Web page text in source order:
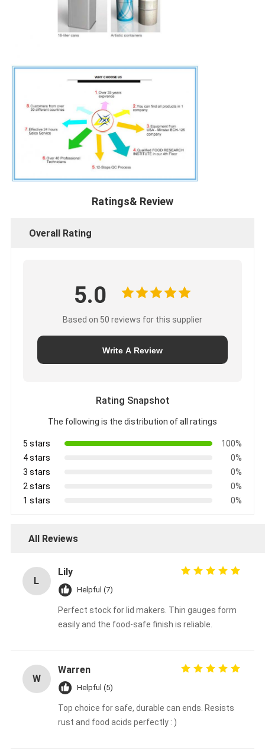
Ratings& Review
Overall Rating
5.0
Based on 50 reviews for this supplier
Write A Review
Rating Snapshot
The following is the distribution of all ratings
5 stars
100%
4 stars
0%
3 stars
0%
2 stars
0%
1 stars
0%
All Reviews
L
Lily
Helpful (7)
Perfect stock for lid makers. Thin gauges form
easily and the food-safe finish is reliable.
W
Warren
Helpful (5)
Top choice for safe, durable can ends. Resists
rust and food acids perfectly : )